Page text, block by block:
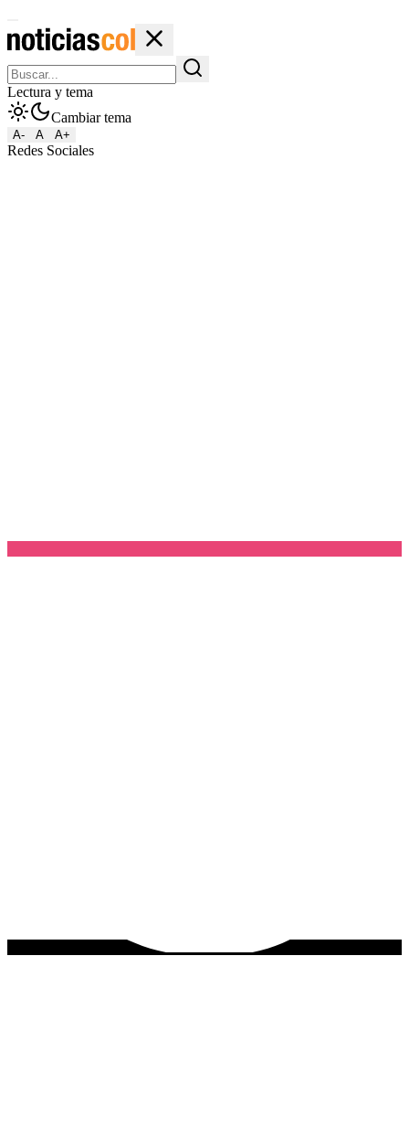
Lectura y tema
Cambiar tema
A- A A+
Redes Sociales